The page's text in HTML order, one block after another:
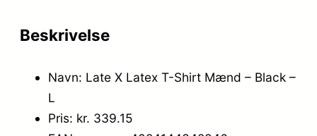
Beskrivelse
Navn: Late X Latex T-Shirt Mænd – Black –
L
Pris: kr. 339.15